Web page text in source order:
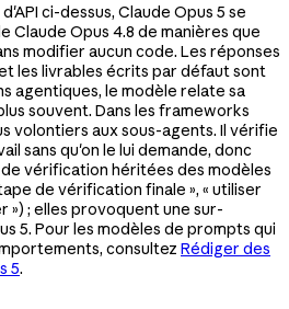
ci-dessus, Claude Opus 5 se
Opus 4.8 de manières que
modifier aucun code. Les réponses
les livrables écrits par défaut sont
agentiques, le modèle relate sa
souvent. Dans les frameworks
volontiers aux sous-agents. Il vérifie
sans qu'on le lui demande, donc
vérification héritées des modèles
de vérification finale », « utiliser
») ; elles provoquent une sur-
5. Pour les modèles de prompts qui
consultez Rédiger des
5.